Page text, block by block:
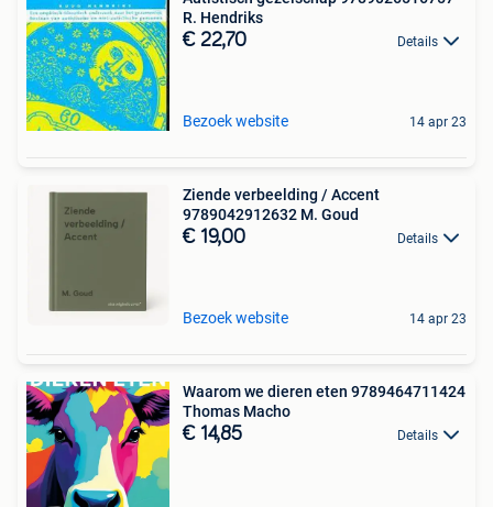
R. Hendriks
€ 22,70 Details
Bezoek website 14 apr 23
Ziende verbeelding / Accent
9789042912632 M. Goud
€ 19,00 Details
Bezoek website 14 apr 23
Waarom we dieren eten 9789464711424
Thomas Macho
€ 14,85 Details